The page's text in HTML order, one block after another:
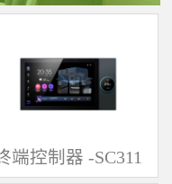
端控制器 -SC311